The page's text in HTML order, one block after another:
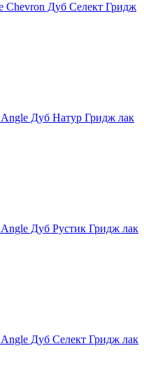
Chevron Дуб Селект Гридж
Дуб Натур Гридж лак
Дуб Рустик Гридж лак
Дуб Селект Гридж лак